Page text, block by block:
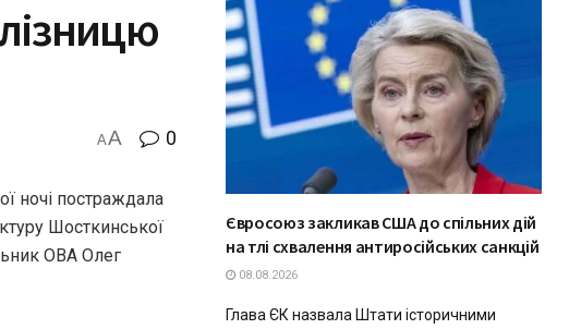
AA 0
ночі постраждала
Шосткинської
ОВА Олег
Євросоюз закликав США до спільних дій
на тлі схвалення антиросійських санкцій
08.08.2026
Глава ЄК назвала Штати історичними